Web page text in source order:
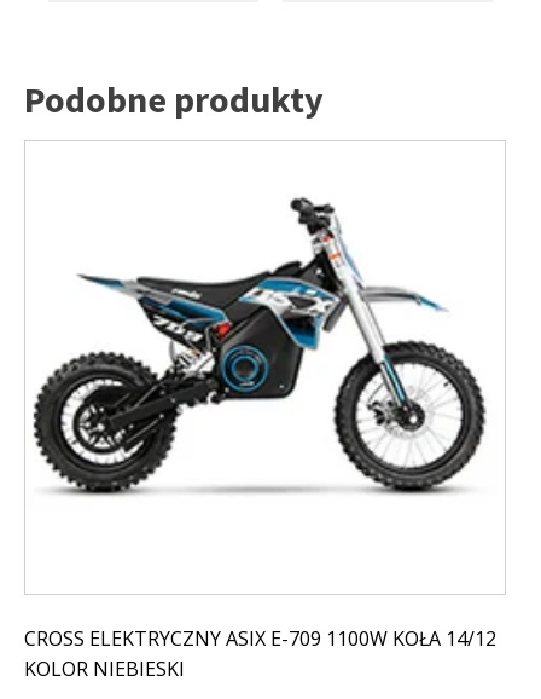
Podobne produkty
CROSS ELEKTRYCZNY ASIX E-709 1100W KOŁA 14/12
KOLOR NIEBIESKI